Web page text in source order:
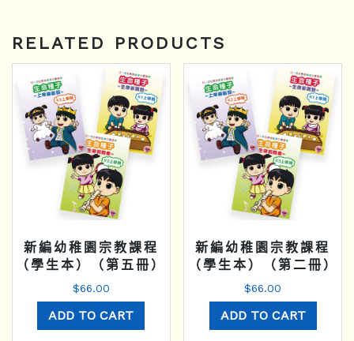
RELATED PRODUCTS
新編幼稚園宗教課程
（學生本）（第五冊）
$66.00
ADD TO CART
新編幼稚園宗教課程
（學生本）（第二冊）
$66.00
ADD TO CART